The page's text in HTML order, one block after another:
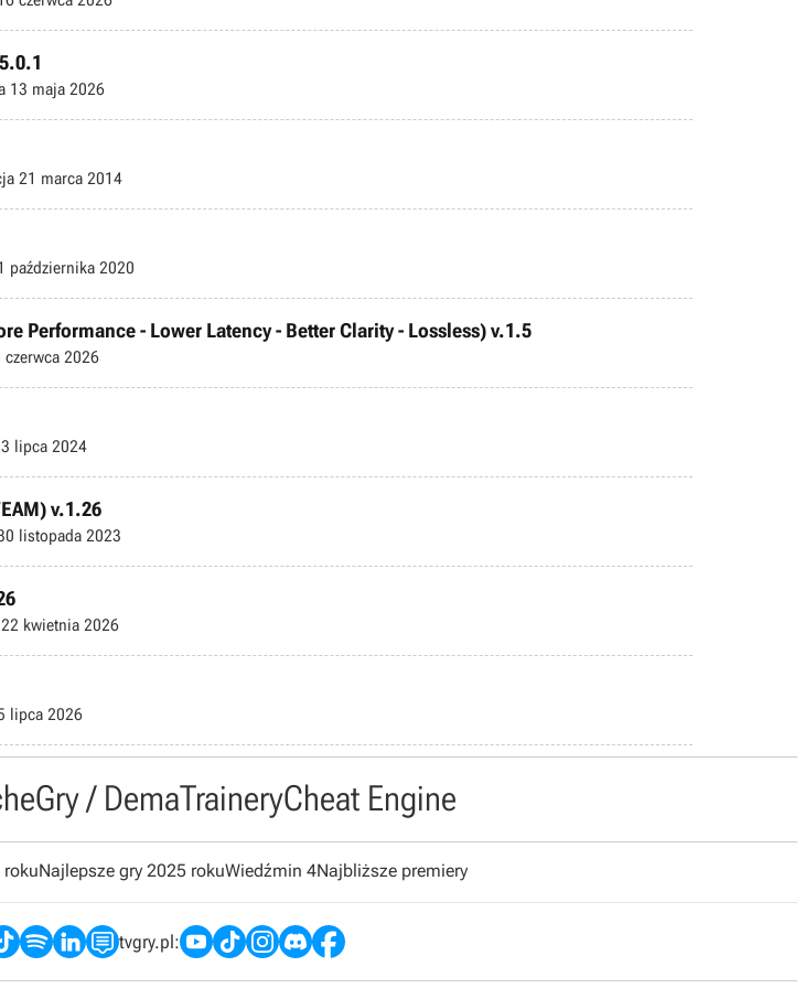
13 maja 2026
21 marca 2014
października 2020
Performance - Lower Latency - Better Clarity - Lossless) v.1.5
czerwca 2026
3 lipca 2024
v.1.26
listopada 2023
22 kwietnia 2026
lipca 2026
Gry / DemaTraineryCheat Engine
rokuNajlepsze gry 2025 rokuWiedźmin 4Najbliższe premiery
tvgry.pl: